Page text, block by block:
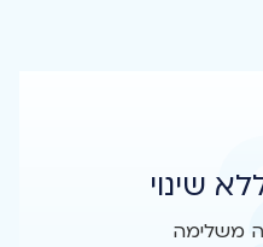
שינוי
משלימה